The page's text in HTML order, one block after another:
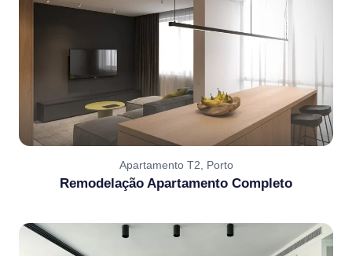
Apartamento T2, Porto
Remodelação Apartamento Completo